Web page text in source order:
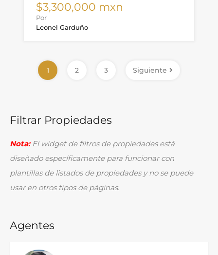
$3,300,000 mxn
Por
Leonel Garduño
1 2 3 Siguiente
Filtrar Propiedades
Nota:El widget de filtros de propiedades está
diseñado específicamente para funcionar con
plantillas de listados de propiedades y no se puede
usar en otros tipos de páginas.
Agentes